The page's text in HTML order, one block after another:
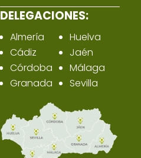
DELEGACIONES:
Almería
Cádiz
Córdoba
Granada
Huelva
Jaén
Málaga
Sevilla